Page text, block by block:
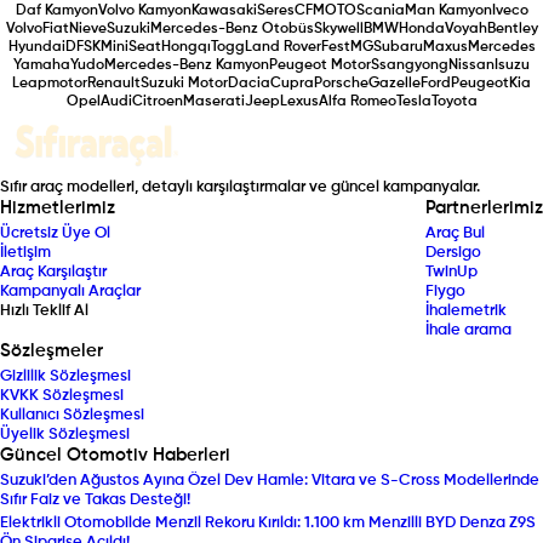
Daf KamyonVolvo KamyonKawasakiSeresCFMOTOScania Man KamyonIveco
VolvoFiatNieveSuzuki Mercedes-Benz OtobüsSkywell BMWHondaVoyahBentley
Hyundai DFSKMiniSeatHongqı Togg Land RoverFestMGSubaruMaxus Mercedes
YamahaYudoMercedes-Benz KamyonPeugeot MotorSsangyong Nissan Isuzu
LeapmotorRenaultSuzuki MotorDaciaCupra PorscheGazelleFord PeugeotKia
Opel AudiCitroenMaseratiJeep LexusAlfa RomeoTesla Toyota
Sıfır araç modelleri, detaylı karşılaştırmalar ve güncel kampanyalar.
Hizmetlerimiz
Ücretsiz Üye Ol
İletişim
Araç Karşılaştır
Kampanyalı Araçlar
Hızlı Teklif Al
Partnerlerimiz
Araç Bul
Dersigo
TwinUp
Fiygo
İhalemetrik
İhale arama
Sözleşmeler
Gizlilik Sözleşmesi
KVKK Sözleşmesi
Kullanıcı Sözleşmesi
Üyelik Sözleşmesi
Güncel Otomotiv Haberleri
Suzuki’den Ağustos Ayına Özel Dev Hamle: Vitara ve S-Cross Modellerinde
Sıfır Faiz ve Takas Desteği!
Elektrikli Otomobilde Menzil Rekoru Kırıldı: 1.100 km Menzilli BYD Denza Z9S